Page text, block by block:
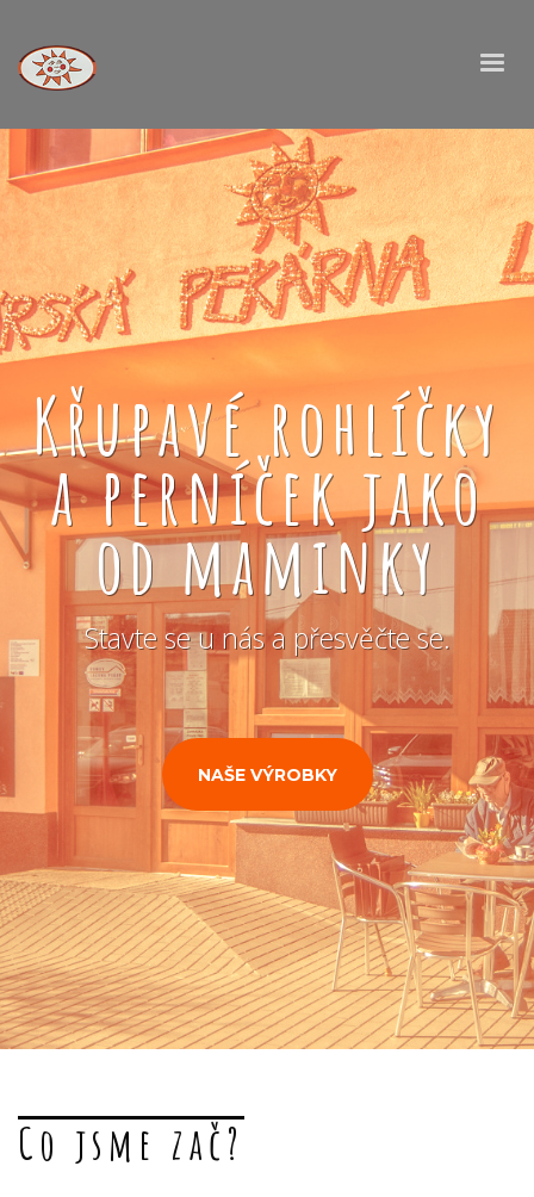
Křupavé rohlíčky
a perníček jako
od maminky
Stavte se u nás a přesvěčte se.
NAŠE VÝROBKY
Co jsme zač?